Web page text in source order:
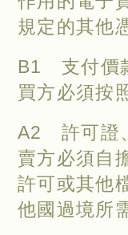
規定的其他
B1 支付價
買方必須按
A2 許可證
賣方必須自
許可或其他
他國過境所